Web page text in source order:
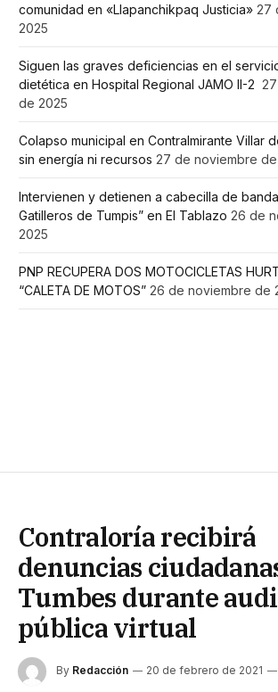
comunidad en «Llapanchikpaq Justicia» 27
2025
Siguen las graves deficiencias en el
dietética en Hospital Regional JAMO II-2
de 2025
Colapso municipal en Contralmirante Villar
sin energía ni recursos 27 de noviembre
Intervienen y detienen a cabecilla de banda
Gatilleros de Tumpis” en El Tablazo 26 de
2025
PNP RECUPERA DOS MOTOCICLETAS
“CALETA DE MOTOS” 26 de noviembre de
Contraloría recibirá
denuncias
Tumbes durante
pública virtual
By Redacción 20 de febrero de 2021